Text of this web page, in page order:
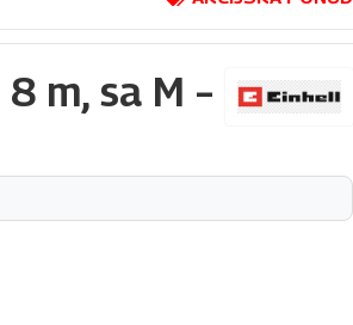
m, sa M –